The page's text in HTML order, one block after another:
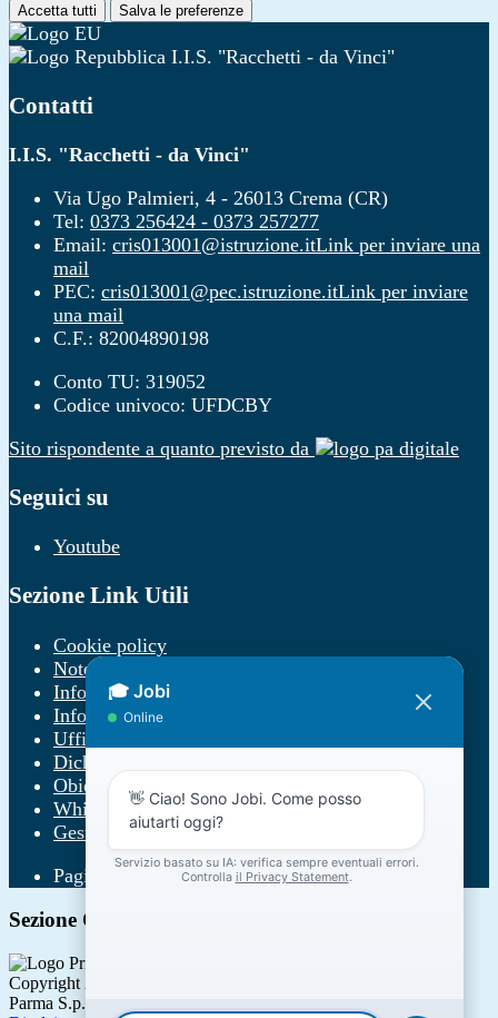
Accetta tutti Salva le preferenze
I.I.S. "Racchetti - da Vinci"
Contatti
I.I.S. "Racchetti - da Vinci"
Via Ugo Palmieri, 4 - 26013 Crema (CR)
Tel: 0373 256424 - 0373 257277
Email: cris013001@istruzione.itLink per inviare una
mail
PEC: cris013001@pec.istruzione.itLink per inviare
una mail
C.F.: 82004890198
Conto TU: 319052
Codice univoco: UFDCBY
Sito rispondente a quanto previsto da
Seguici su
Youtube
Sezione Link Utili
Cookie policy
Note legali
Informativa Privacy
Informativa Privacy chatbot Jobi
Ufficio Relazioni con il Pubblico
Dichiarazione di accessibilità
Obiettivi di accessibilità
Whistleblowing
Gestione consensi cookie
Pagina visualizzata12699volte
Sezione Copyright
Copyright 2026 | Engineered and powered by Gruppo Spaggiari
Parma S.p.A. | Divisione Publishing & New Social Media